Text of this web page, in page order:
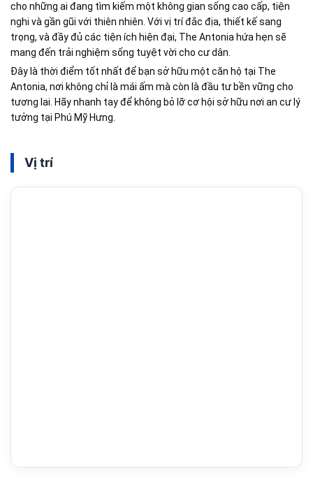
cho những ai đang tìm kiếm một không gian sống cao cấp, tiện
nghi và gần gũi với thiên nhiên. Với vị trí đắc địa, thiết kế sang
trọng, và đầy đủ các tiện ích hiện đại, The Antonia hứa hẹn sẽ
mang đến trải nghiệm sống tuyệt vời cho cư dân.
Đây là thời điểm tốt nhất để bạn sở hữu một căn hộ tại The
Antonia, nơi không chỉ là mái ấm mà còn là đầu tư bền vững cho
tương lai. Hãy nhanh tay để không bỏ lỡ cơ hội sở hữu nơi an cư lý
tưởng tại Phú Mỹ Hưng.
Vị trí